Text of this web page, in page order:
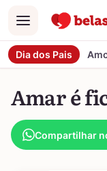
Menu
Dia dos Pais
Amar é
Compartilhar